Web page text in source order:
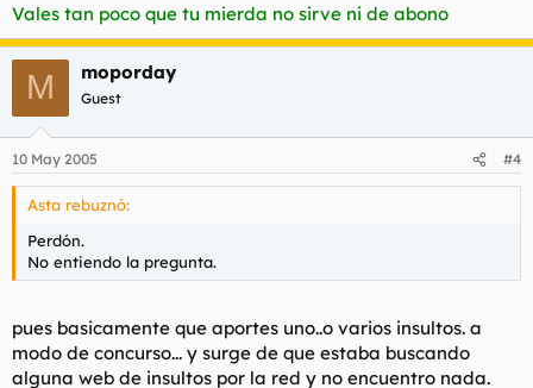
Vales tan poco que tu mierda no sirve ni de abono
M moporday
Guest
10 May 2005 #4
Asta rebuznó:
Perdón.
No entiendo la pregunta.
pues basicamente que aportes uno..o varios insultos. a
modo de concurso... y surge de que estaba buscando
alguna web de insultos por la red y no encuentro nada.